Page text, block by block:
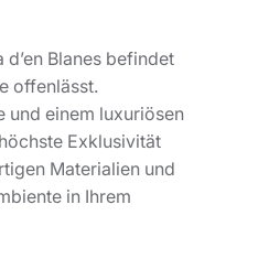
Blanes befindet
offenlässt.
und einem luxuriösen
Exklusivität
Materialien und
in Ihrem